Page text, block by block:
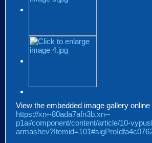
View the embedded image gallery online
https://xn--80ada7afn3b.xn--
p1ai/component/content/article/10-